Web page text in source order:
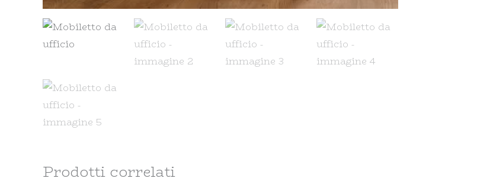
Prodotti correlati